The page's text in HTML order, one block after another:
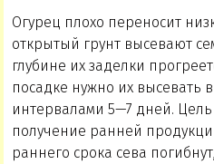
Огурец плохо переносит
открытый грунт высевают
глубине их заделки
посадке нужно их высевать
интервалами 5—7 дней.
получение ранней
раннего срока сева